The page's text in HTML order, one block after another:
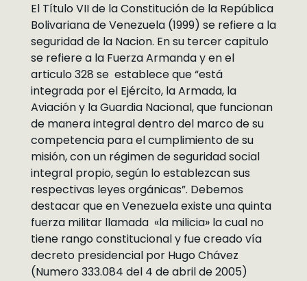
El Título VII de la Constitución de la República
Bolivariana de Venezuela (1999) se refiere a la
seguridad de la Nacion. En su tercer capitulo
se refiere a la Fuerza Armanda y en el
articulo 328 se establece que “está
integrada por el Ejército, la Armada, la
Aviación y la Guardia Nacional, que funcionan
de manera integral dentro del marco de su
competencia para el cumplimiento de su
misión, con un régimen de seguridad social
integral propio, según lo establezcan sus
respectivas leyes orgánicas”. Debemos
destacar que en Venezuela existe una quinta
fuerza militar llamada «la milicia» la cual no
tiene rango constitucional y fue creado vía
decreto presidencial por Hugo Chávez
(Numero 333.084 del 4 de abril de 2005)